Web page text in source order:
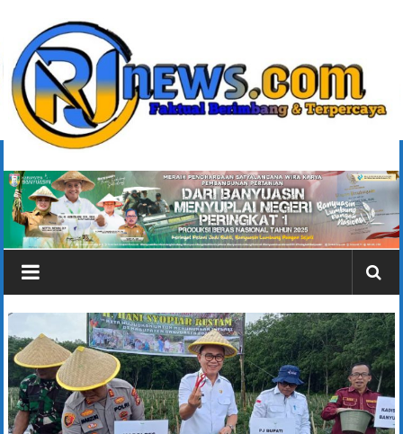
konten
rjonlinenews.com
Faktual
Berimbang
dan
Terpercaya